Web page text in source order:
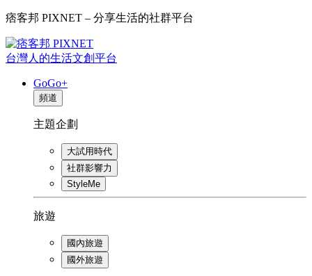
痞客邦 PIXNET – 分享生活的社群平台
台灣人的生活文創平台
GoGo+
頻道
主題企劃
大試用時代
社群影響力
StyleMe
旅遊
國內旅遊
國外旅遊